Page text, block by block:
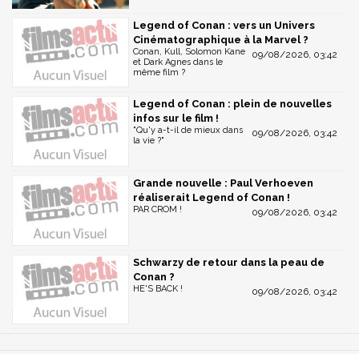
Legend of Conan : vers un Univers
Cinématographique à la Marvel ?
09/08/2026, 03:42
Conan, Kull, Solomon Kane
et Dark Agnes dans le
même film ?
Legend of Conan : plein de nouvelles
infos sur le film !
09/08/2026, 03:42
"Qu'y a-t-il de mieux dans
la vie ?"
Grande nouvelle : Paul Verhoeven
réaliserait Legend of Conan !
09/08/2026, 03:42
PAR CROM !
Schwarzy de retour dans la peau de
Conan ?
09/08/2026, 03:42
HE'S BACK !